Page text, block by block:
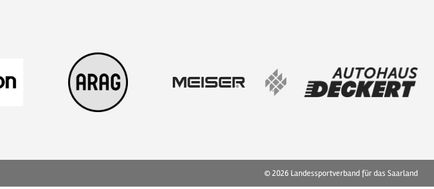
© 2026 Landessportverband für das Saarland